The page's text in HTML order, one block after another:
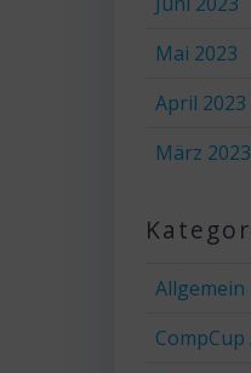
Mai 2023
April 2023
März 2023
Allgemein